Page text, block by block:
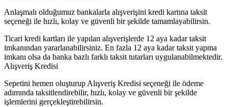
Anlaşmalı olduğumuz bankalarla alışverişini kredi kartına taksit
seçeneği ile hızlı, kolay ve güvenli bir şekilde tamamlayabilirsin.
Ticari kredi kartları ile yapılan alışverişlerde 12 aya kadar taksit
imkanından yararlanabilirsiniz. En fazla 12 aya kadar taksit yapma
imkanı olsa da banka bazlı farklı taksit tutarları uygulanabilmektedir.
Alışveriş Kredisi
Sepetini hemen oluşturup Alışveriş Kredisi seçeneği ile ödeme
adımında taksitlendirebilir, hızlı, kolay ve güvenli bir şekilde
işlemlerini gerçekleştirebilirsin.